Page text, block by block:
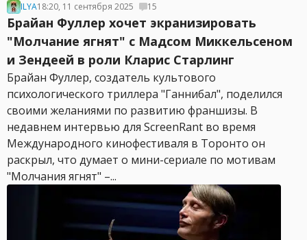
ILYA18:20, 11 сентября 2025 15
Брайан Фуллер хочет экранизировать
"Молчание ягнят" с Мадсом Миккельсеном
и Зендеей в роли Кларис Старлинг
Брайан Фуллер, создатель культового
психологического триллера "Ганнибал", поделился
своими желаниями по развитию франшизы. В
недавнем интервью для ScreenRant во время
Международного кинофестиваля в Торонто он
раскрыл, что думает о мини-сериале по мотивам
"Молчания ягнят" –...